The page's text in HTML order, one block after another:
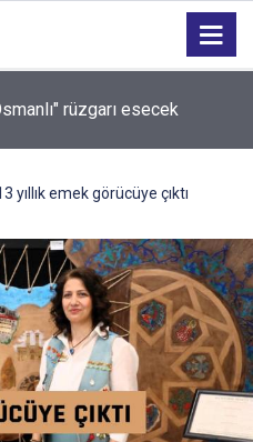
rüzgarı esecek
yıllık emek görücüye çıktı